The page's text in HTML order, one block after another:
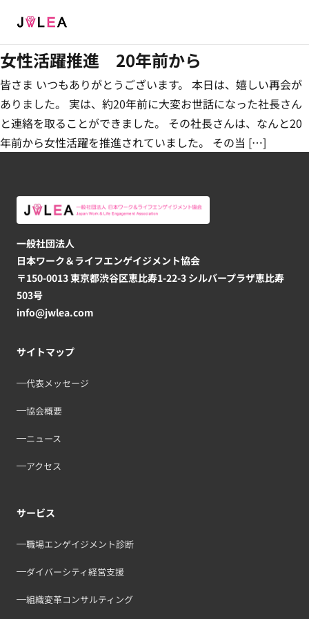
女性活躍推進 20年前から
皆さま いつもありがとうございます。 本日は、嬉しい再会が
ありました。 実は、約20年前に大変お世話になった社長さん
と連絡を取ることができました。 その社長さんは、なんと20
年前から女性活躍を推進されていました。 その当 […]
一般社団法人
日本ワーク＆ライフエンゲイジメント協会
〒150-0013 東京都渋谷区恵比寿1-22-3 シルバープラザ恵比寿
503号
info@jwlea.com
サイトマップ
代表メッセージ
協会概要
ニュース
アクセス
サービス
職場エンゲイジメント診断
ダイバーシティ経営支援
組織変革コンサルティング